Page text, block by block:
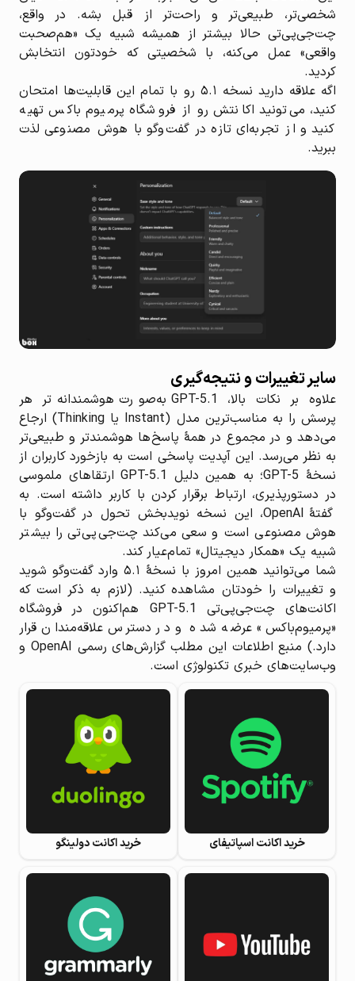
شخصی‌تر، طبیعی‌تر و راحت‌تر از قبل بشه. در واقع،
چت‌جی‌پی‌تی حالا بیشتر از همیشه شبیه یک «هم‌صحبت
واقعی» عمل می‌کنه، با شخصیتی که خودتون انتخابش
کردید.
اگه علاقه دارید نسخه ۵.۱ رو با تمام این قابلیت‌ها امتحان
کنید، می‌تونید اکانتش رو از فروشگاه پرمیوم باکس تهیه
کنید و از تجربه‌ای تازه در گفت‌وگو با هوش مصنوعی لذت
ببرید.
سایر تغییرات و نتیجه‌گیری
علاوه بر نکات بالا، GPT-5.1 به‌صورت هوشمندانه‌تر هر
پرسش را به مناسب‌ترین مدل (Instant یا Thinking) ارجاع
می‌دهد و در مجموع در همهٔ پاسخ‌ها هوشمندتر و طبیعی‌تر
به نظر می‌رسد. این آپدیت پاسخی است به بازخورد کاربران از
نسخهٔ GPT-5؛ به همین دلیل GPT-5.1 ارتقاهای ملموسی
در دستور‌پذیری، ارتباط برقرار کردن با کاربر داشته است. به
گفتهٔ OpenAI، این نسخه نویدبخش تحول در گفت‌وگو با
هوش مصنوعی است و سعی می‌کند چت‌جی‌پی‌تی را بیشتر
شبیه یک «همکار دیجیتال» تمام‌عیار کند.
شما می‌توانید همین امروز با نسخهٔ ۵.۱ وارد گفت‌وگو شوید
و تغییرات را خودتان مشاهده کنید. (لازم به ذکر است که
اکانت‌های چت‌جی‌پی‌تی GPT-5.1 هم‌اکنون در فروشگاه
«پرمیوم‌باکس» عرضه شده و در دسترس علاقه‌مندان قرار
دارد.) منبع اطلاعات این مطلب گزارش‌های رسمی OpenAI و
وب‌سایت‌های خبری تکنولوژی است.
خرید اکانت اسپاتیفای خرید اکانت دولینگو